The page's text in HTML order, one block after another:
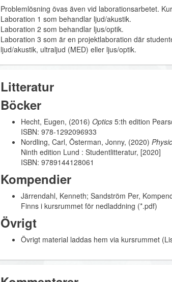
Problemlösning övas även vid laborationsarbetet.
Laboration 1 som behandlar ljud/akustik.
Laboration 2 som behandlar ljus/optik.
Laboration 3 som är en projektlaboration där
ljud/akustik, ultraljud (MED) eller ljus/optik.
Litteratur
Böcker
Hecht, Eugen, (2016) Optics5:th edition
ISBN: 978-1292096933
Nordling, Carl, Österman, Jonny, (2020)
Ninth edition Lund : Studentlitteratur, [2020]
ISBN: 9789144128061
Kompendier
Järrendahl, Kenneth; Sandström Per,
Finns i kursrummet för nedladdning (*.pdf)
Övrigt
Övrigt material laddas hem via kursrummet